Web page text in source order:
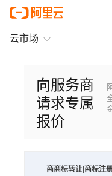
云市场
向服务商
请求专属
报价
商商标转让|商标注